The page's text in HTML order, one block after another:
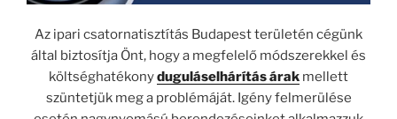
Az ipari csatornatisztítás Budapest területén cégünk
által biztosítja Önt, hogy a megfelelő módszerekkel és
költséghatékonyduguláselhárítás árak mellett
szüntetjük meg a problémáját. Igény felmerülése